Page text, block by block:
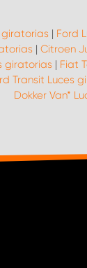
giratorias | Ford
| Citroen
giratorias | Fiat
Transit Luces
Dokker Van*